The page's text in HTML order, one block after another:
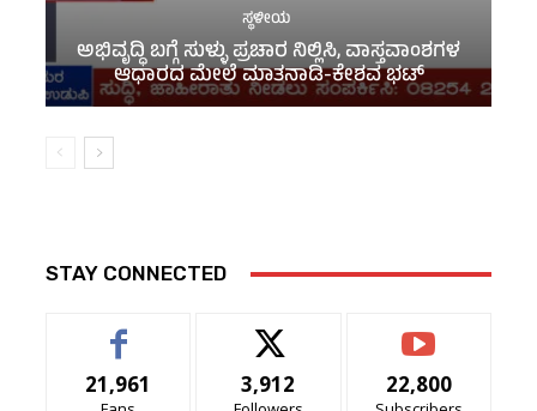
ಸ್ಥಳೀಯ
ಅಭಿವೃದ್ಧಿ ಬಗ್ಗೆ ಸುಳ್ಳು ಪ್ರಚಾರ ನಿಲ್ಲಿಸಿ, ವಾಸ್ತವಾಂಶಗಳ
ಆಧಾರದ ಮೇಲೆ ಮಾತನಾಡಿ-ಕೇಶವ ಭಟ್
STAY CONNECTED
21,961 3,912 22,800